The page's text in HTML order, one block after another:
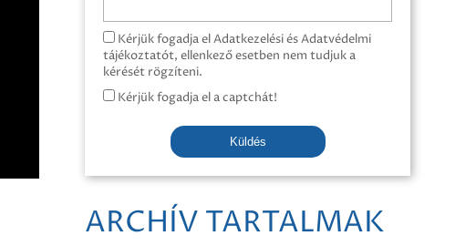
Kérjük fogadja el Adatkezelési és Adatvédelmi
tájékoztatót, ellenkező esetben nem tudjuk a
kérését rögzíteni.
Kérjük fogadja el a captchát!
Küldés
ARCHÍV TARTALMAK